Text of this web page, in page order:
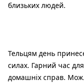
близьких людей.
Тельцям день
силах. Гарний час
домашніх справ.